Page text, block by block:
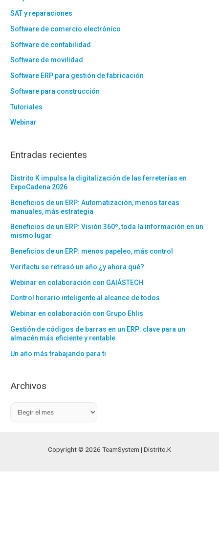
SAT y reparaciones
Software de comercio electrónico
Software de contabilidad
Software de movilidad
Software ERP para gestión de fabricación
Software para construcción
Tutoriales
Webinar
Entradas recientes
Distrito K impulsa la digitalización de las ferreterías en
ExpoCadena 2026
Beneficios de un ERP: Automatización, menos tareas
manuales, más estrategia
Beneficios de un ERP: Visión 360º, toda la información en un
mismo lugar
Beneficios de un ERP: menos papeleo, más control
Verifactu se retrasó un año ¿y ahora qué?
Webinar en colaboración con GAIÁSTECH
Control horario inteligente al alcance de todos
Webinar en colaboración con Grupo Ehlis
Gestión de códigos de barras en un ERP: clave para un
almacén más eficiente y rentable
Un año más trabajando para ti
Archivos
Copyright © 2026 TeamSystem | Distrito.K